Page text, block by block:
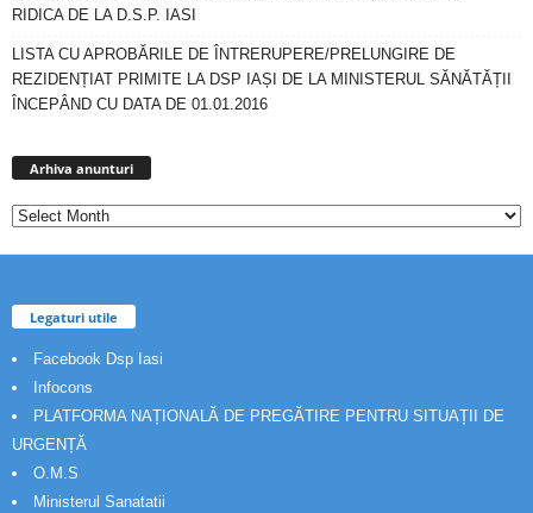
RIDICA DE LA D.S.P. IASI
LISTA CU APROBĂRILE DE ÎNTRERUPERE/PRELUNGIRE DE
REZIDENȚIAT PRIMITE LA DSP IAȘI DE LA MINISTERUL SĂNĂTĂȚII
ÎNCEPÂND CU DATA DE 01.01.2016
Arhiva anunturi
Legaturi utile
Facebook Dsp Iasi
Infocons
PLATFORMA NAȚIONALĂ DE PREGĂTIRE PENTRU SITUAȚII DE
URGENȚĂ
O.M.S
Ministerul Sanatatii